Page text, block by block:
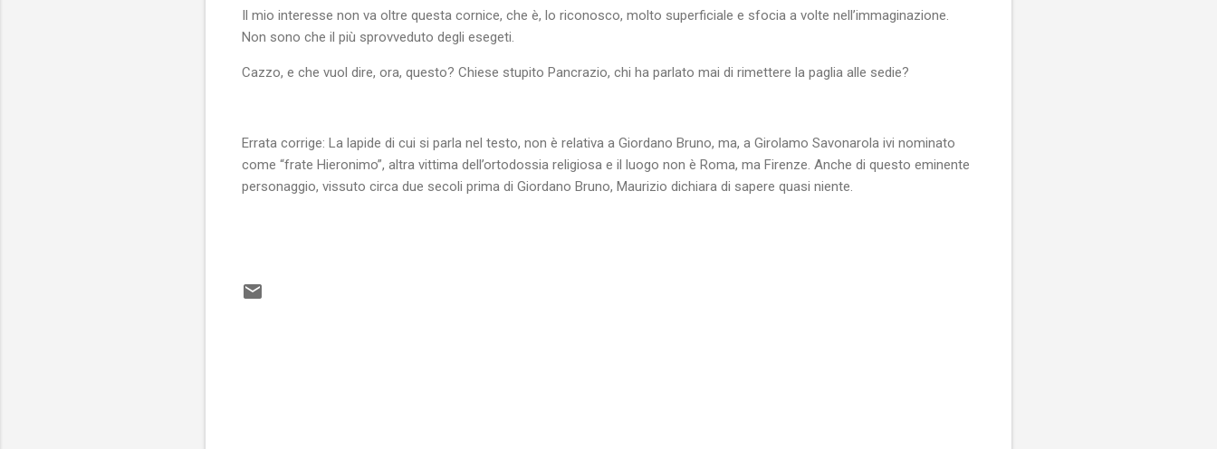
Il mio interesse non va oltre questa cornice, che è, lo riconosco, molto superficiale e sfocia a volte nell’immaginazione.
Non sono che il più sprovveduto degli esegeti.
Cazzo, e che vuol dire, ora, questo? Chiese stupito Pancrazio, chi ha parlato mai di rimettere la paglia alle sedie?
Errata corrige: La lapide di cui si parla nel testo, non è relativa a Giordano Bruno, ma, a Girolamo Savonarola ivi nominato
come “frate Hieronimo”, altra vittima dell’ortodossia religiosa e il luogo non è Roma, ma Firenze. Anche di questo eminente
personaggio, vissuto circa due secoli prima di Giordano Bruno, Maurizio dichiara di sapere quasi niente.